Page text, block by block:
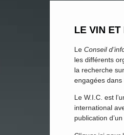
LE VIN
Le Conseil
les différents
la recherche
engagées dans
Le W.I.C. est
international
publication